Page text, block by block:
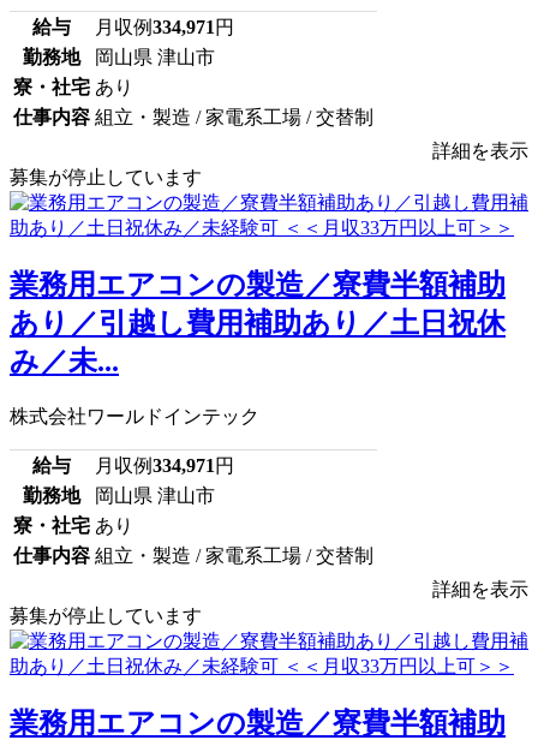
給与 月収例334,971 円
勤務地
岡山県 津山市
寮・社宅 あり
仕事内容 組立・製造 / 家電系工場 / 交替制
詳細を表示
募集が停止しています
業務用エアコンの製造／寮費半額補助
あり／引越し費用補助あり／土日祝休
み／未...
株式会社ワールドインテック
給与 月収例334,971 円
勤務地
岡山県 津山市
寮・社宅 あり
仕事内容 組立・製造 / 家電系工場 / 交替制
詳細を表示
募集が停止しています
業務用エアコンの製造／寮費半額補助